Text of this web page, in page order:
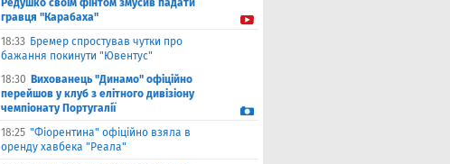
Редушко своїм фінтом змусив падати
гравця "Карабаха"
18:33 Бремер спростував чутки про
бажання покинути "Ювентус"
18:30 Вихованець "Динамо" офіційно
перейшов у клуб з елітного дивізіону
чемпіонату Португалії
18:25 "Фіорентина" офіційно взяла в
оренду хавбека "Реала"